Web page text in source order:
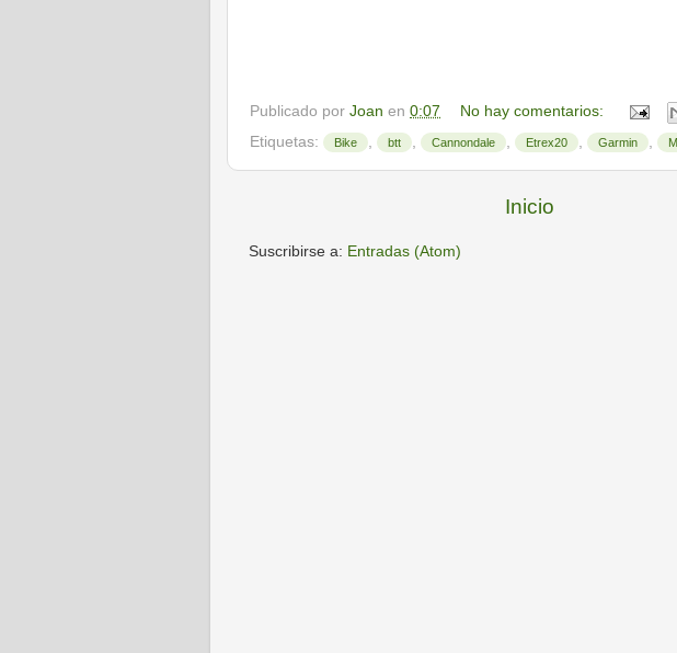
Publicado por Joan en 0:07
No hay comentarios:
Etiquetas:
Bike btt Cannondale Etrex20 Garmin
Inicio
Suscribirse a: Entradas (Atom)